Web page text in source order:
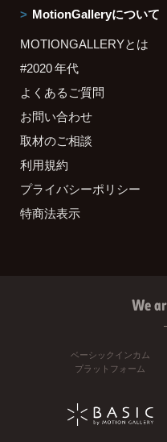
MotionGalleryについて
MOTIONGALLERYとは
#2020 年代
よくあるご質問
お問い合わせ
取材のご相談
利用規約
プライバシーポリシー
特商法表示
We
ベーシックインカム
プラットフォーム